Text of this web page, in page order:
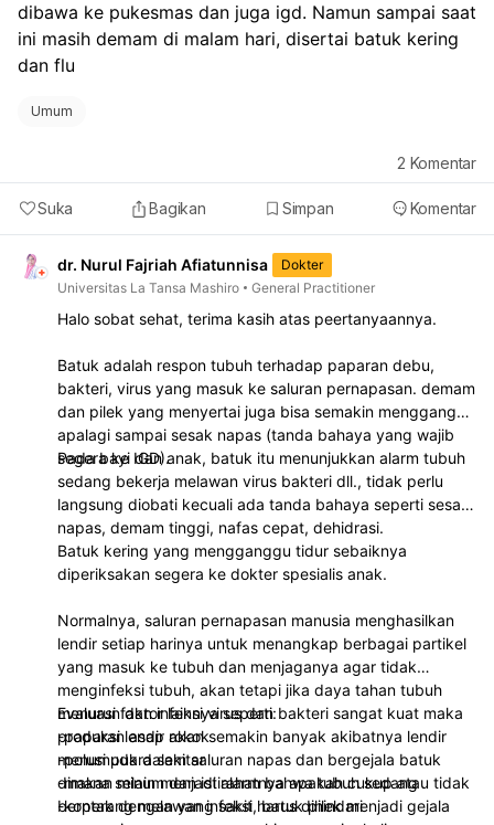
kembang atau neurologi anak.
dibawa ke pukesmas dan juga igd. Namun sampai saat
ini masih demam di malam hari, disertai batuk kering
dan flu
Umum
Suka Bagikan Simpan Komentar
2 Komentar
dr. Nurul Fajriah Afiatunnisa
Dokter
Universitas La Tansa Mashiro
General Practitioner
Halo sobat sehat, terima kasih atas peertanyaannya.
Batuk adalah respon tubuh terhadap paparan debu,
bakteri, virus yang masuk ke saluran pernapasan. demam
dan pilek yang menyertai juga bisa semakin mengganggu
apalagi sampai sesak napas (tanda bahaya yang wajib
segera ke IGD).
Pada bayi dan anak, batuk itu menunjukkan alarm tubuh
sedang bekerja melawan virus bakteri dll., tidak perlu
langsung diobati kecuali ada tanda bahaya seperti sesak
napas, demam tinggi, nafas cepat, dehidrasi.
Batuk kering yang mengganggu tidur sebaiknya
diperiksakan segera ke dokter spesialis anak.
Normalnya, saluran pernapasan manusia menghasilkan
lendir setiap harinya untuk menangkap berbagai partikel
yang masuk ke tubuh dan menjaganya agar tidak
menginfeksi tubuh, akan tetapi jika daya tahan tubuh
menurun dan infeksi virus dan bakteri sangat kuat maka
produksi lendir akan semakin banyak akibatnya lendir
menumpuk dalam saluran napas dan bergejala batuk
dimana selain menjadi alarm bahwa tubuh sedang
berperang melawan infeksi, batuk pilek menjadi gejala
Evaluasi faktor lainnya seperti:
-paparan asap rokok
-polusi udara sekitar
-makan minum dan istirahatnya apakah cukup atau tidak
-kontak dengan yang sakit harus dihindari